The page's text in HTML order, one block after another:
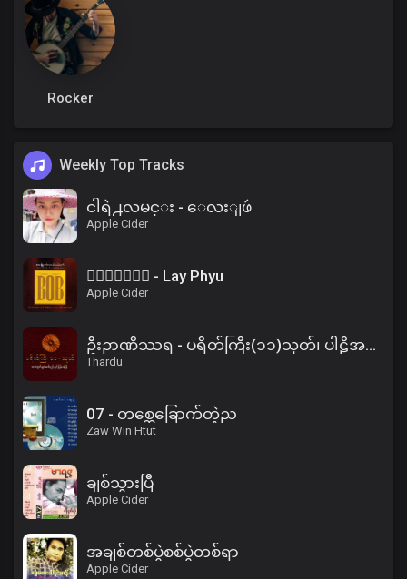
Rocker
Weekly Top Tracks
ငါရဲ႕လမင္း - ေလးျဖဴ
Apple Cider
၀ိေရာဓိ - Lay Phyu
Apple Cider
ဦးဉာဏိဿရ - ပရိတ်ကြီး(၁၁)သုတ်၊ ပါဠိအနက် (၂)
Thardu
07 - တစ္ဆေခြောက်တဲ့ည
Zaw Win Htut
ချစ်သွားပြီ
Apple Cider
အချစ်တစ်ပွဲစစ်ပွဲတစ်ရာ
Apple Cider